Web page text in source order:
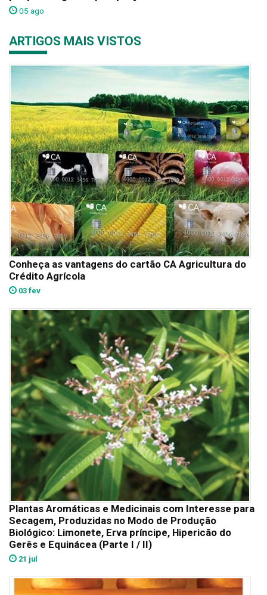
05 ago
ARTIGOS MAIS VISTOS
Conheça as vantagens do cartão CA Agricultura do
Crédito Agrícola
03 fev
Plantas Aromáticas e Medicinais com Interesse para
Secagem, Produzidas no Modo de Produção
Biológico: Limonete, Erva príncipe, Hipericão do
Gerês e Equinácea (Parte I / II)
21 jul